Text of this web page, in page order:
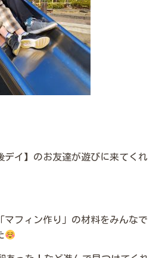
デイ】のお友達が遊びに来てくれ
マフィン作り」の材料をみんなで